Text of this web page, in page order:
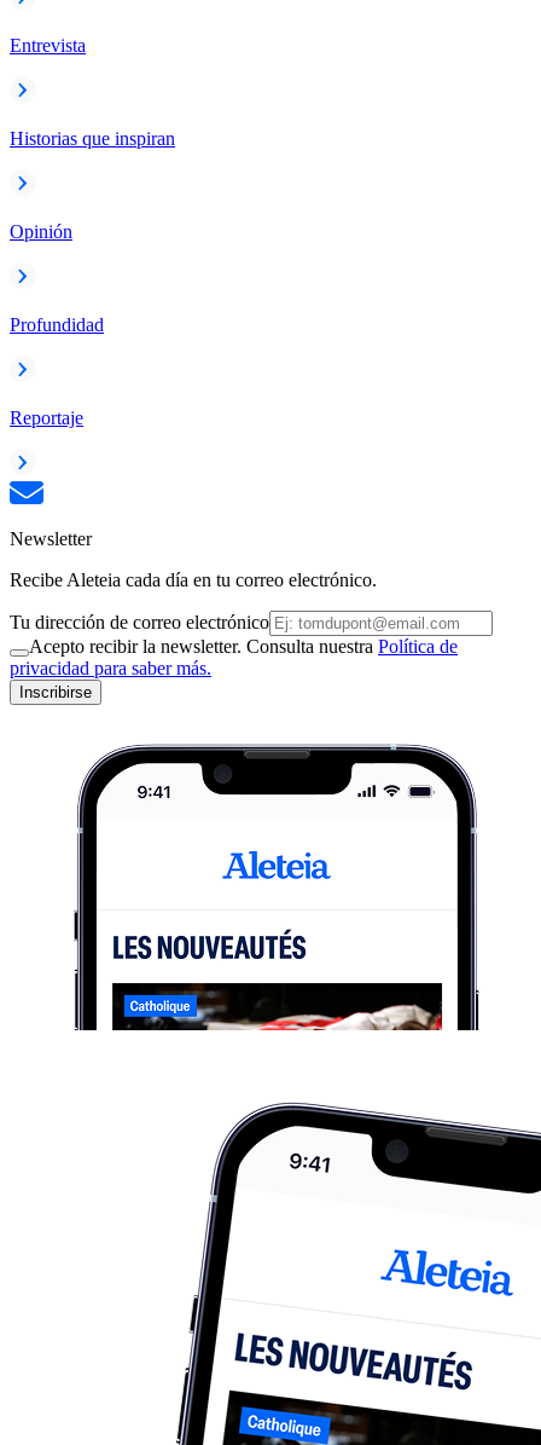
Entrevista
Historias que inspiran
Opinión
Profundidad
Reportaje
Newsletter
Recibe Aleteia cada día en tu correo electrónico.
Tu dirección de correo electrónico
Acepto recibir la newsletter. Consulta nuestra Política de
privacidad para saber más.
Inscribirse